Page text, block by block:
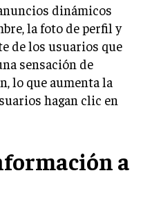
DE CONFLICTOS
Y REGULACIONES
DE ESTUDIO
dinámicos
la foto de perfil y
de los usuarios que
sensación de
lo que aumenta la
hagan clic en
a